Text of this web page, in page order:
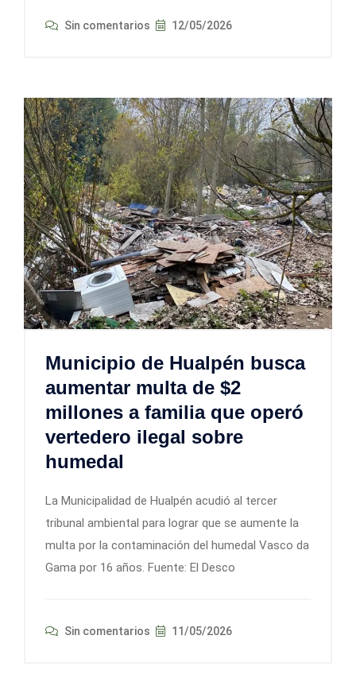
Sin comentarios 12/05/2026
Municipio de Hualpén busca
aumentar multa de $2
millones a familia que operó
vertedero ilegal sobre
humedal
La Municipalidad de Hualpén acudió al tercer
tribunal ambiental para lograr que se aumente la
multa por la contaminación del humedal Vasco da
Gama por 16 años. Fuente: El Desco
Sin comentarios 11/05/2026